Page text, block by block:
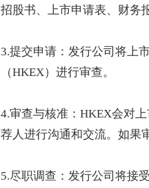
招股书、上市申请表、财务
3.提交申请：发行公司将上
（HKEX）进行审查。
4.审查与核准：HKEX会对
荐人进行沟通和交流。如果
5.尽职调查：发行公司将接